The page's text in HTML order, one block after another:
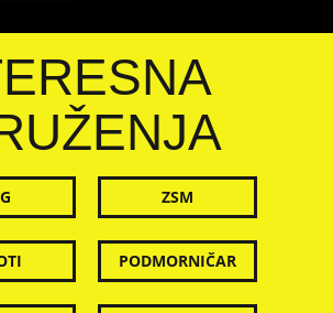
ZSM
PODMORNIČAR